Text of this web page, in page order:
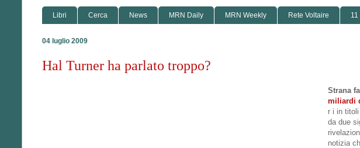
Libri Cerca News MRN Daily MRN Weekly Rete Voltaire
04 luglio 2009
Hal Turner ha parlato troppo?
Strana
miliardi
r i in
da due
notizia